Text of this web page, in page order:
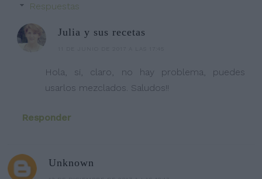
Respuestas
Julia y sus recetas
Hola, si, claro, no hay problema, puedes
usarlos mezclados. Saludos!!
Responder
Unknown